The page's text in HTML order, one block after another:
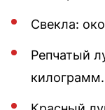
Свекла:
Репчатый
килограмм.